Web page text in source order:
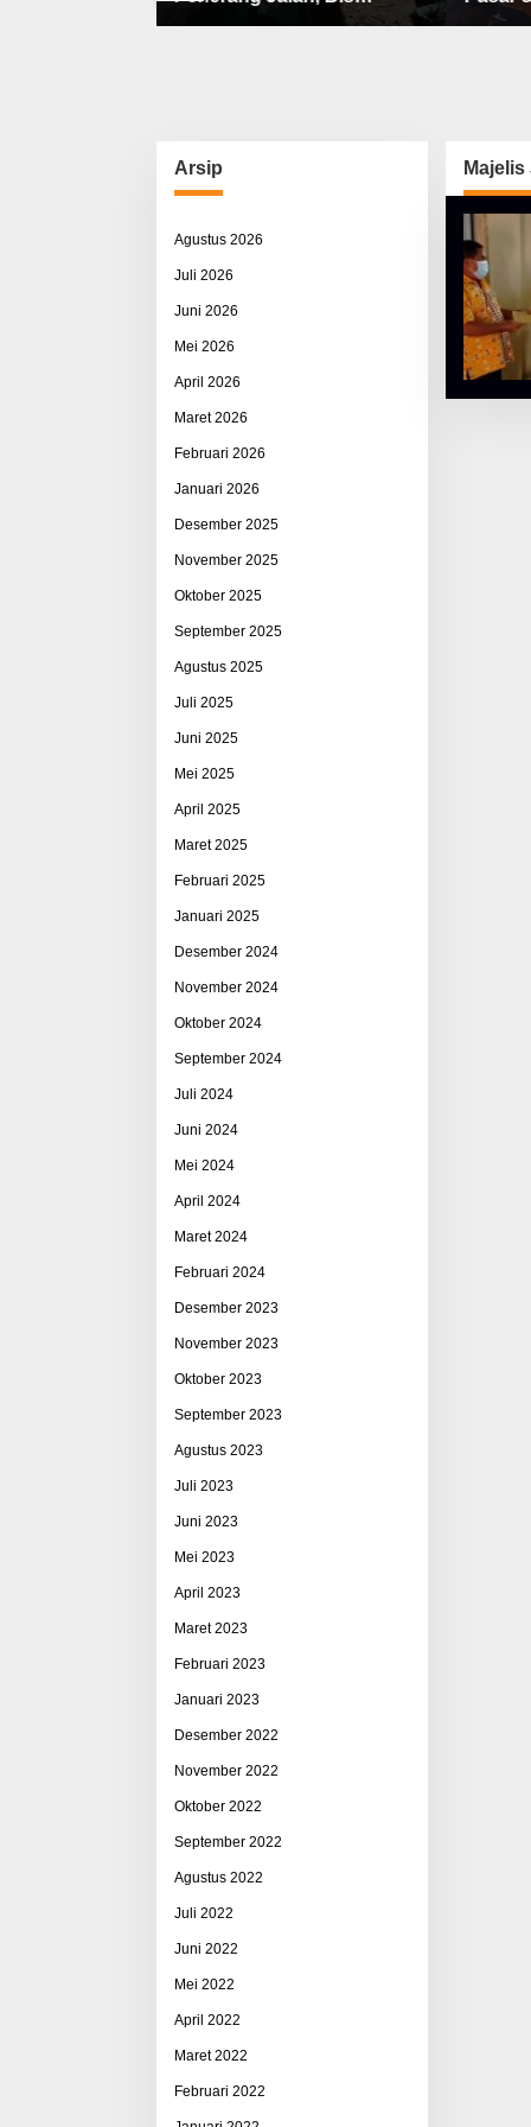
Sekolah, Jalan Rusak Berat
Arsip
Agustus 2026
Juli 2026
Juni 2026
Mei 2026
April 2026
Maret 2026
Februari 2026
Januari 2026
Desember 2025
November 2025
Oktober 2025
September 2025
Agustus 2025
Juli 2025
Juni 2025
Mei 2025
April 2025
Maret 2025
Februari 2025
Januari 2025
Desember 2024
November 2024
Oktober 2024
September 2024
Juli 2024
Juni 2024
Mei 2024
April 2024
Maret 2024
Februari 2024
Desember 2023
November 2023
Oktober 2023
September 2023
Agustus 2023
Juli 2023
Juni 2023
Mei 2023
April 2023
Maret 2023
Februari 2023
Januari 2023
Desember 2022
November 2022
Oktober 2022
September 2022
Agustus 2022
Juli 2022
Juni 2022
Mei 2022
April 2022
Maret 2022
Februari 2022